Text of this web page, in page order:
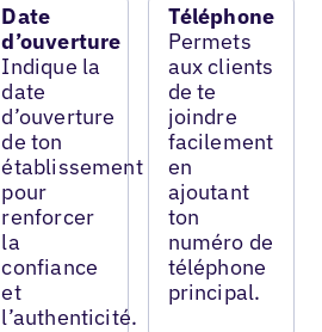
Date
d’ouverture
Indique la
date
d’ouverture
de ton
établissement
pour
renforcer
la
confiance
et
l’authenticité.
Téléphone
Permets
aux clients
de te
joindre
facilement
en
ajoutant
ton
numéro de
téléphone
principal.